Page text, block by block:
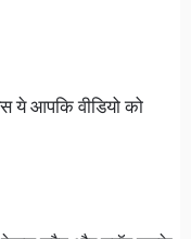
आपकि वीडियो को